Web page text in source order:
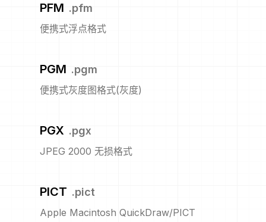
PFM .pfm
便携式浮点格式
PGM .pgm
便携式灰度图格式(灰度)
PGX .pgx
JPEG 2000 无损格式
PICT .pict
Apple Macintosh QuickDraw/PICT